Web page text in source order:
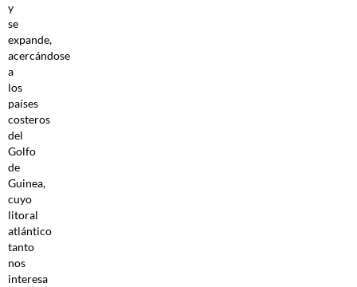
y
se
expande,
acercándose
a
los
países
costeros
del
Golfo
de
Guinea,
cuyo
litoral
atlántico
tanto
nos
interesa